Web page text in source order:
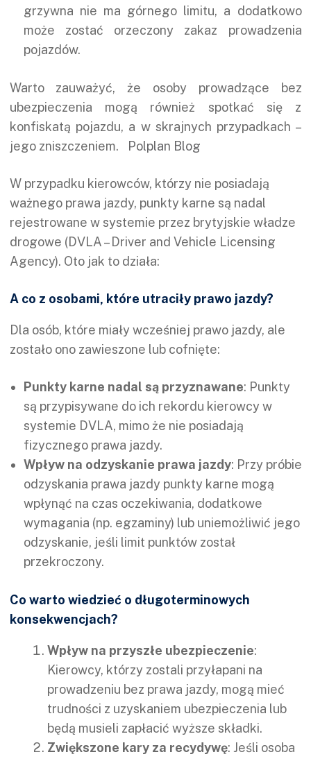
grzywna nie ma górnego limitu, a dodatkowo
może zostać orzeczony zakaz prowadzenia
pojazdów.
Warto zauważyć, że osoby prowadzące bez
ubezpieczenia mogą również spotkać się z
konfiskatą pojazdu, a w skrajnych przypadkach –
jego zniszczeniem.
Polplan Blog
W przypadku kierowców, którzy nie posiadają
ważnego prawa jazdy, punkty karne są nadal
rejestrowane w systemie przez brytyjskie władze
drogowe (DVLA – Driver and Vehicle Licensing
Agency). Oto jak to działa:
A co z osobami, które utraciły prawo jazdy?
Dla osób, które miały wcześniej prawo jazdy, ale
zostało ono zawieszone lub cofnięte:
Punkty karne nadal są przyznawane: Punkty
są przypisywane do ich rekordu kierowcy w
systemie DVLA, mimo że nie posiadają
fizycznego prawa jazdy.
Wpływ na odzyskanie prawa jazdy: Przy próbie
odzyskania prawa jazdy punkty karne mogą
wpłynąć na czas oczekiwania, dodatkowe
wymagania (np. egzaminy) lub uniemożliwić jego
odzyskanie, jeśli limit punktów został
przekroczony.
Co warto wiedzieć o długoterminowych
konsekwencjach?
Wpływ na przyszłe ubezpieczenie:
Kierowcy, którzy zostali przyłapani na
prowadzeniu bez prawa jazdy, mogą mieć
trudności z uzyskaniem ubezpieczenia lub
będą musieli zapłacić wyższe składki.
Zwiększone kary za recydywę: Jeśli osoba